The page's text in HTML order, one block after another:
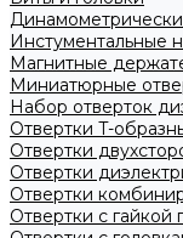
Инстументальные
Магнитные
Миниатюрные
Набор отверток
Отвертки T-
Отвертки
Отвертки
Отвертки
Отвертки с гайкой